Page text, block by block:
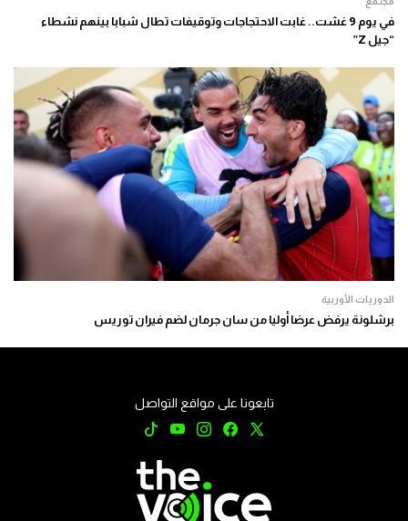
في يوم 9 غشت.. غابت الاحتجاجات وتوقيفات تطال شبابا بينهم نشطاء
“جيل Z”
الدوريات الأوربية
برشلونة يرفض عرضا أوليا من سان جرمان لضم فيران توريس
تابعونا على مواقع التواصل